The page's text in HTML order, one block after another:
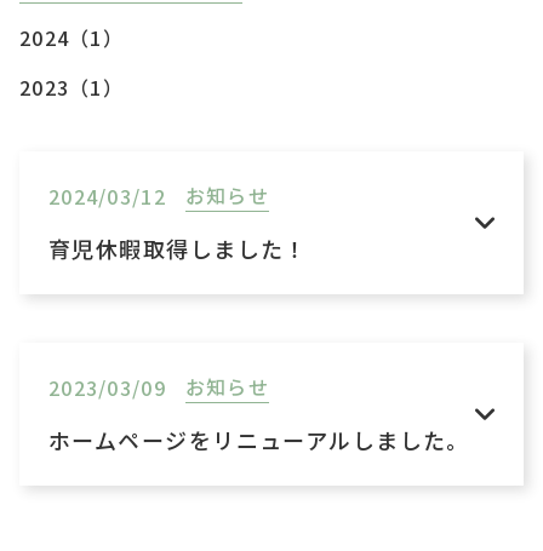
2024/03/12 お知らせ
育児休暇取得しました！
2023/03/09 お知らせ
ホームページをリニューアルしました。
2024（1）
2023（1）